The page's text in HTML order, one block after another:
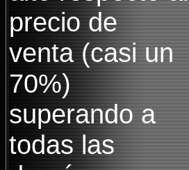
precio de
venta (casi un
70%)
superando a
todas las